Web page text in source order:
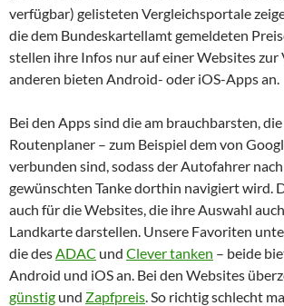
verfügbar) gelisteten Vergleichsportale
die dem Bundeskartellamt gemeldeten
stellen ihre Infos nur auf einer Websites zur
anderen bieten Android- oder iOS-Apps an.
Bei den Apps sind die am brauchbarsten,
Routenplaner – zum Beispiel dem von
verbunden sind, sodass der Autofahrer
gewünschten Tanke dorthin navigiert wird.
auch für die Websites, die ihre Auswahl
Landkarte darstellen. Unsere Favoriten
die des ADAC und Clever tanken – beide
Android und iOS an. Bei den Websites
günstig und Zapfpreis . So richtig schlecht